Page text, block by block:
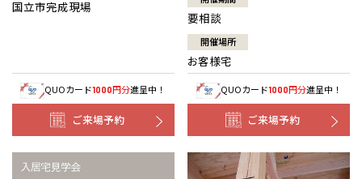
国立市完成現場
QUOカード1000円分進呈中！
ご来場予約
要相談
開催場所
お客様宅
QUOカード1000円分進呈中！
ご来場予約